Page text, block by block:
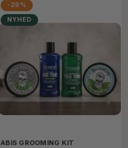
-29%
NYHED
ABIS GROOMING KIT